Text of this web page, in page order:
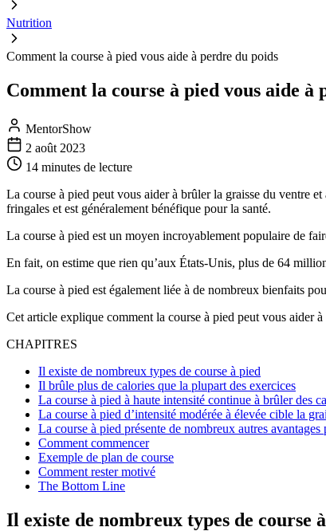
Nutrition
Comment la course à pied vous aide à perdre du poids
Comment la course à pied vous aide à
MentorShow
2 août 2023
14 minutes de lecture
La course à pied peut vous aider à brûler la graisse du ventre
fringales et est généralement bénéfique pour la santé.
La course à pied est un moyen incroyablement populaire de
En fait, on estime que rien qu’aux États-Unis, plus de 64
La course à pied est également liée à de nombreux bienfaits
Cet article explique comment la course à pied peut vous aider
CHAPITRES
Il existe de nombreux types de course à pied
Il brûle plus de calories que la plupart des exercices
La course à pied à haute intensité continue à brûler des
La course à pied d’intensité modérée à élevée cible la
La course à pied présente de nombreux autres avantages
Comment commencer
Exemple de plan de course
Comment rester motivé
The Bottom Line
Il existe de nombreux types de course